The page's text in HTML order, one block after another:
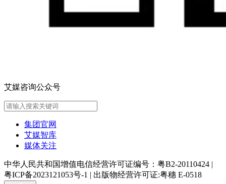
艾媒咨询公众号
集团官网
艾媒智库
媒体关注
中华人民共和国增值电信经营许可证编号：粤B2-20110424 |
粤ICP备2023121053号-1 | 出版物经营许可证:粤穗 E-0518